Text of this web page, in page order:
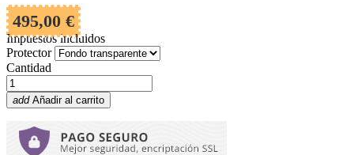
495,00 €
Impuestos incluidos
Protector
Cantidad
add Añadir al carrito